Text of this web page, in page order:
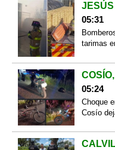
05:31
tarimas
05:24
Choque
Cosío